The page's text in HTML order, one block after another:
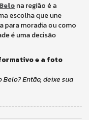
na região é a
escolha que une
para moradia ou como
é uma decisão
e a foto
Então, deixe sua